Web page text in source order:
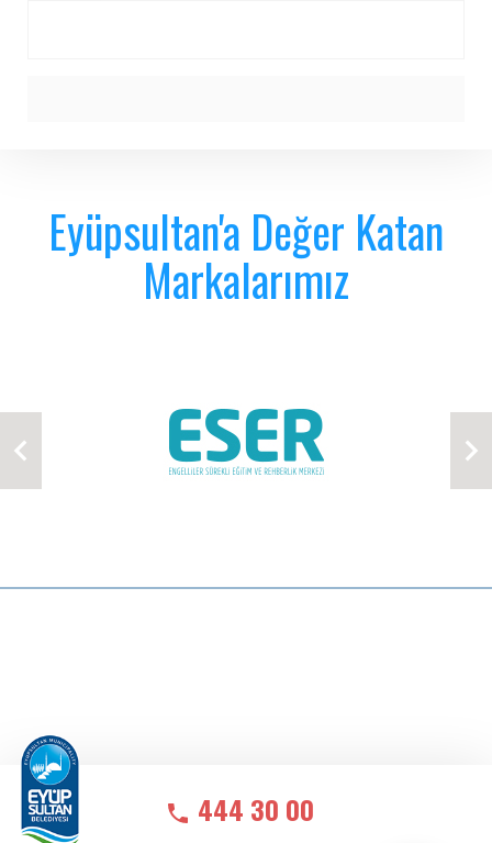
Eyüpsultan'a Değer Katan
Markalarımız
444 30 00